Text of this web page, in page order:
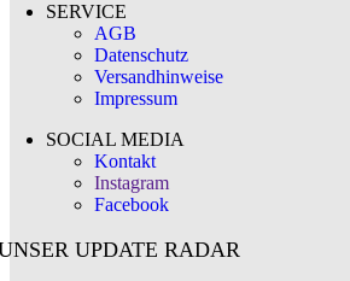
SERVICE
AGB
Datenschutz
Versandhinweise
Impressum
SOCIAL MEDIA
Kontakt
Instagram
Facebook
UPDATE RADAR